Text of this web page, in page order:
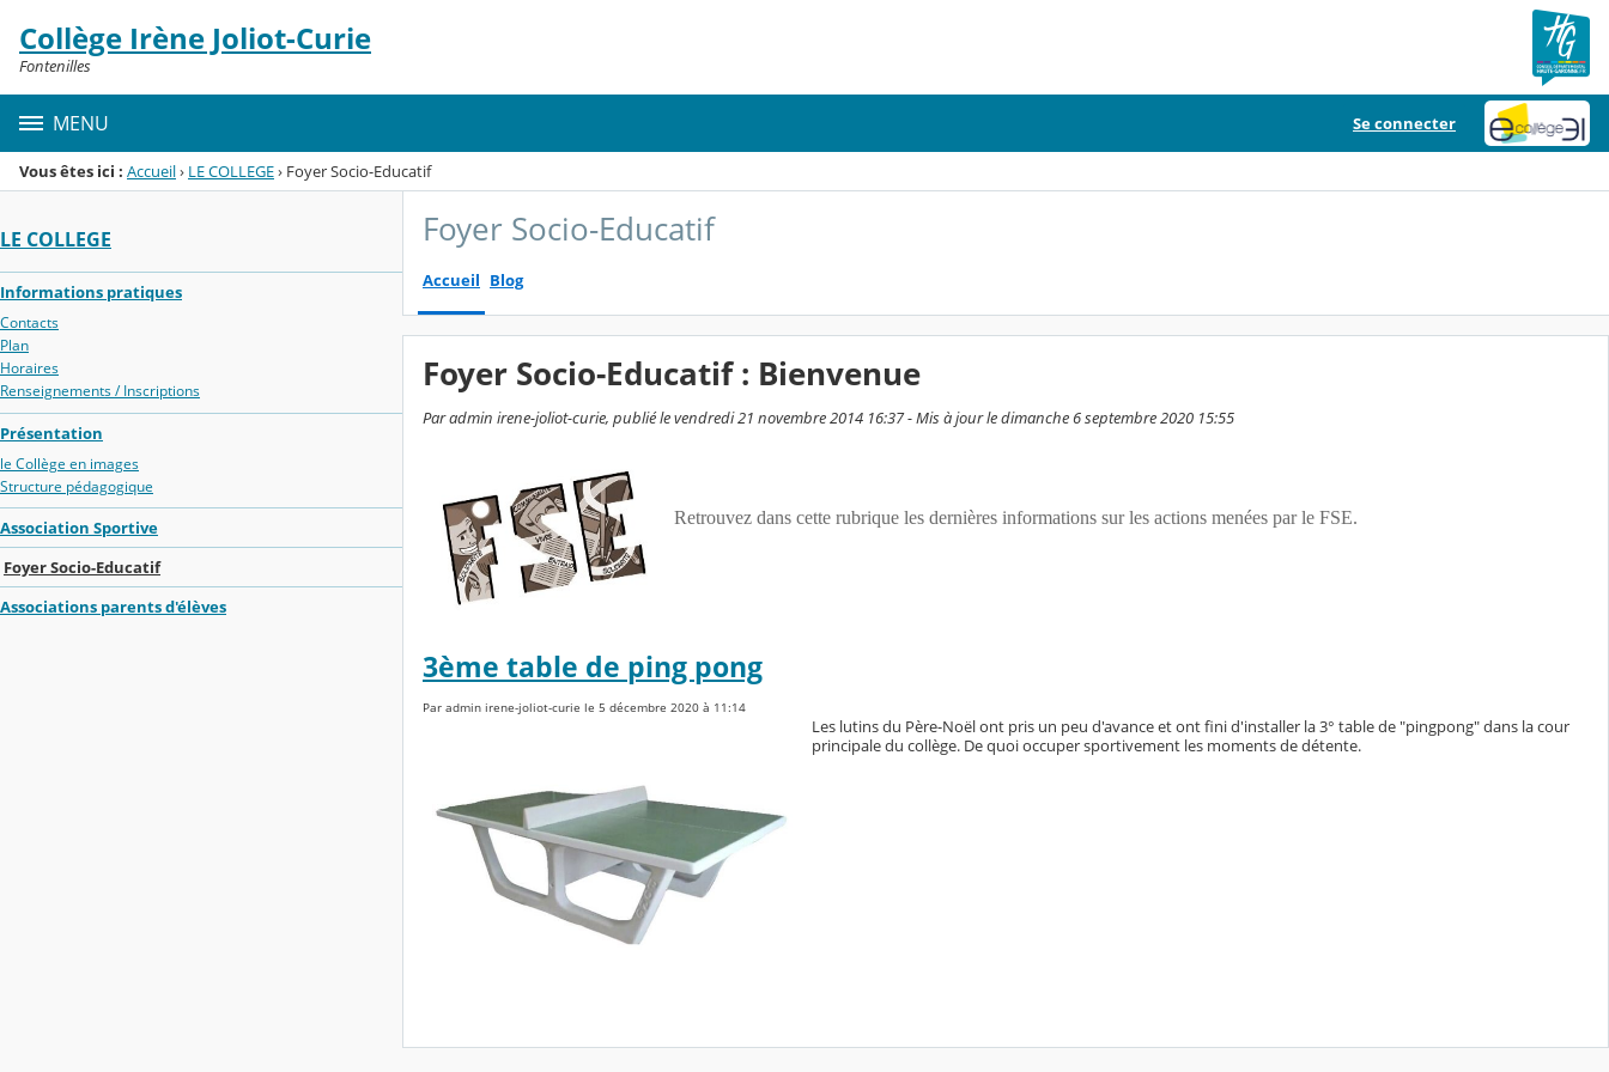
Menu de la rubrique
Contenu
Collège Irène Joliot-Curie
Fontenilles
MENU Se connecter
Vous êtes ici : Accueil› LE COLLEGE› Foyer Socio-Educatif
LE COLLEGE
Informations pratiques
Contacts
Plan
Horaires
Renseignements / Inscriptions
Présentation
le Collège en images
Structure pédagogique
Association Sportive
Foyer Socio-Educatif
Associations parents d'élèves
Foyer Socio-Educatif
Accueil Blog
Foyer Socio-Educatif : Bienvenue
Par admin irene-joliot-curie, publié le vendredi 21 novembre 2014 16:37 - Mis à jour le dimanche 6 septembre 2020 15:55
Retrouvez dans cette rubrique les dernières informations sur les actions menées par le FSE.
3ème table de ping pong
Par admin irene-joliot-curie le 5 décembre 2020 à 11:14
Les lutins du Père-Noël ont pris un peu d'avance et ont fini d'installer la 3° table de "pingpong" dans la cour
principale du collège. De quoi occuper sportivement les moments de détente.